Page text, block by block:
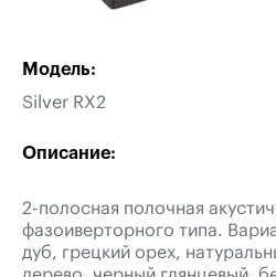
Модель:
Silver RX2
Описание:
2-полосная полочная
фазоиверторного типа.
дуб, грецкий орех,